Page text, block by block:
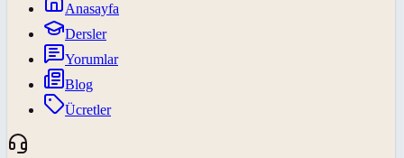
Anasayfa
Dersler
Yorumlar
Blog
Ücretler